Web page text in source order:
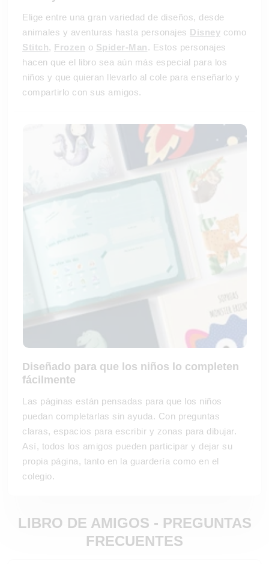
Elige entre una gran variedad de diseños, desde
animales y aventuras hasta personajes Disney como
Stitch, Frozen o Spider-Man. Estos personajes
hacen que el libro sea aún más especial para los
niños y que quieran llevarlo al cole para enseñarlo y
compartirlo con sus amigos.
Diseñado para que los niños lo completen
fácilmente
Las páginas están pensadas para que los niños
puedan completarlas sin ayuda. Con preguntas
claras, espacios para escribir y zonas para dibujar.
Así, todos los amigos pueden participar y dejar su
propia página, tanto en la guardería como en el
colegio.
LIBRO DE AMIGOS - PREGUNTAS
FRECUENTES